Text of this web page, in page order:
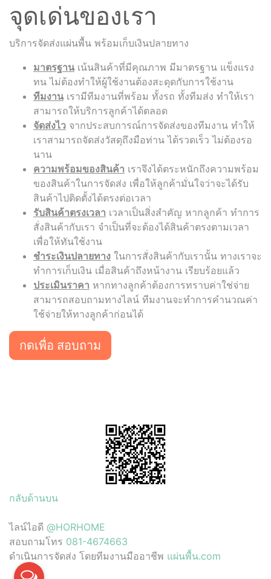
จุดเด่นของเรา
บริการจัดส่งแผ่นพื้น พร้อมเก็บเงินปลายทาง
มาตรฐาน เน้นสินค้าที่มีคุณภาพ มีมาตรฐาน แข็งแรง
ทน ไม่ต้องทำให้ผู้ใช้งานต้องสะดุดกับการใช้งาน
ทีมงาน เรามีทีมงานที่พร้อม ทั้งรถ ทั้งทีมส่ง ทำให้เรา
สามารถให้บริการลูกค้าได้ตลอด
จัดส่งไว จากประสบการณ์การจัดส่งของทีมงาน ทำให้
เราสามารถจัดส่งวัสดุถึงมือท่าน ได้รวดเร็ว ไม่ต้องรอ
นาน
ความพร้อมของสินค้า เราจึงได้ตระหนักถึงความพร้อม
ของสินค้าในการจัดส่ง เพื่อให้ลูกค้ามั่นใจว่าจะได้รับ
สินค้าไปติดตั้งได้ตรงต่อเวลา
รับสินค้าตรงเวลา เวลาเป็นสิ่งสำคัญ หากลูกค้า ทำการ
สั่งสินค้ากับเรา จำเป็นที่จะต้องได้สินค้าตรงตามเวลา
เพื่อให้ทันใช้งาน
ชำระเงินปลายทาง ในการสั่งสินค้ากับเรานั้น ทางเราจะ
ทำการเก็บเงิน เมื่อสินค้าถึงหน้างาน เรียบร้อยแล้ว
ประเมินราคา หากทางลูกค้าต้องการทราบค่าใช่จ่าย
สามารถสอบถามทางไลน์ ทีมงานจะทำการคำนวณค่า
ใช้จ่ายให้ทางลูกค้าก่อนได้
กดเพื่อ สอบถาม
กลับด้านบน
ไลน์ไอดี @HORHOME
สอบถามโทร 081-4674663
ดำเนินการจัดส่ง โดยทีมงานมืออาชีพ แผ่นพื้น.com